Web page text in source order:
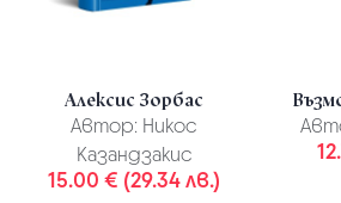
Алексис Зорбас
Автор: Никос
Казандзакис
15.00 € (29.34 лв.)